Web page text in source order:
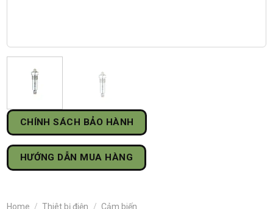
CHÍNH SÁCH BẢO HÀNH
HƯỚNG DẪN MUA HÀNG
Home / Thiêt bị điện / Cảm biến